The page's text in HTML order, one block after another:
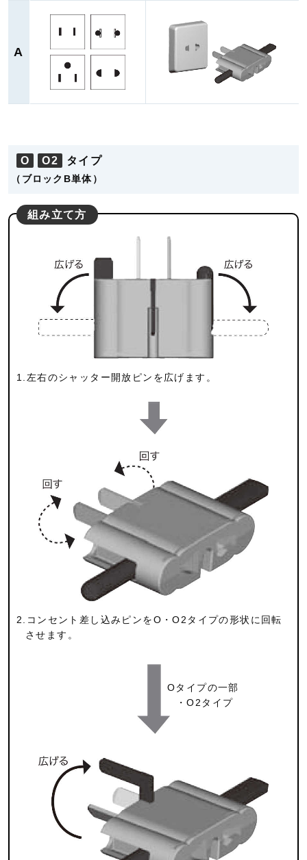
A
O O2 タイプ
（ブロックB単体）
組み立て方
1.左右のシャッター開放ピンを広げます。
2.コンセント差し込みピンをO・O2タイプの形状に回転
させます。
Oタイプの一部
・O2タイプ